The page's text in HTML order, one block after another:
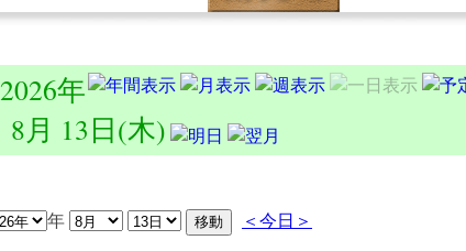
2026年
8月 13日(木)
年 ＜今日＞